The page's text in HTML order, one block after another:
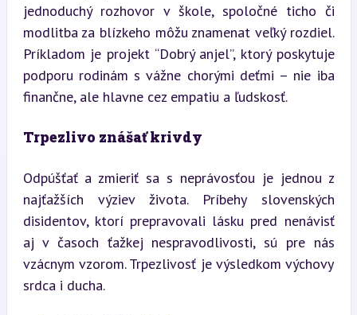
jednoduchý rozhovor v škole, spoločné ticho či
modlitba za blízkeho môžu znamenat veľký rozdiel.
Príkladom je projekt “Dobrý anjel”, ktorý poskytuje
podporu rodinám s vážne chorými deťmi – nie iba
finančne, ale hlavne cez empatiu a ľudskosť.
Trpezlivo znášať krivdy
Odpúšťať a zmieriť sa s neprávosťou je jednou z
najťažších výziev života. Príbehy slovenských
disidentov, ktorí prepravovali lásku pred nenávisť
aj v časoch ťažkej nespravodlivosti, sú pre nás
vzácnym vzorom. Trpezlivosť je výsledkom výchovy
srdca i ducha.